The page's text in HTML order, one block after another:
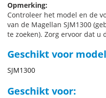
Opmerking:
Controleer het model en de
van de Magellan SJM1300
te zoeken). Zorg ervoor dat
Geschikt voor
SJM1300
Geschikt voor: